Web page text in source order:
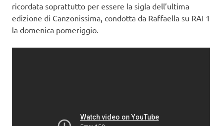
ricordata soprattutto per essere la sigla dell’ultima
edizione di Canzonissima, condotta da Raffaella su RAI 1
la domenica pomeriggio.